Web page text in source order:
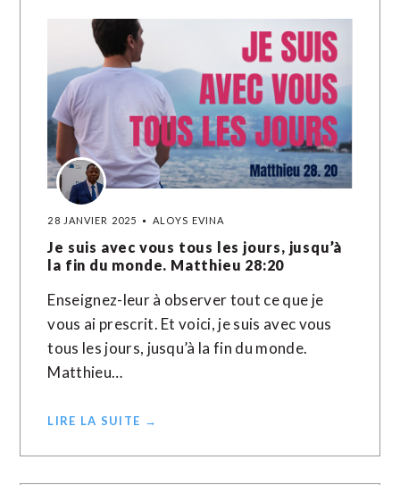
28 JANVIER 2025 ALOYS EVINA
Je suis avec vous tous les jours, jusqu’à
la fin du monde. Matthieu 28:20
Enseignez-leur à observer tout ce que je
vous ai prescrit. Et voici, je suis avec vous
tous les jours, jusqu’à la fin du monde.
Matthieu…
LIRE LA SUITE →